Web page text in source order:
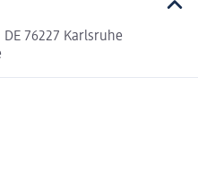
76227 Karlsruhe